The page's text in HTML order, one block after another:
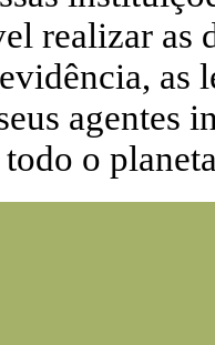
realizar as
as
agentes
o